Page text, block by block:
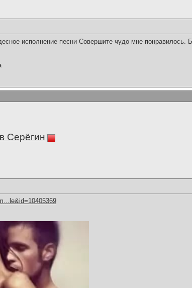
исполнение песни Совершите чудо мне понравилось.
Серёгин